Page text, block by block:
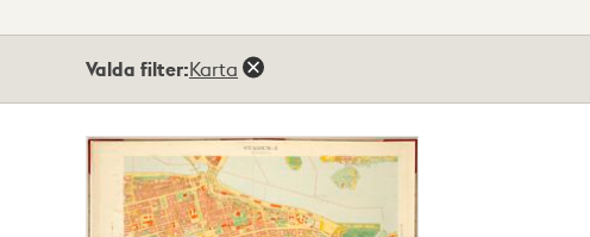
Valda filter:Karta